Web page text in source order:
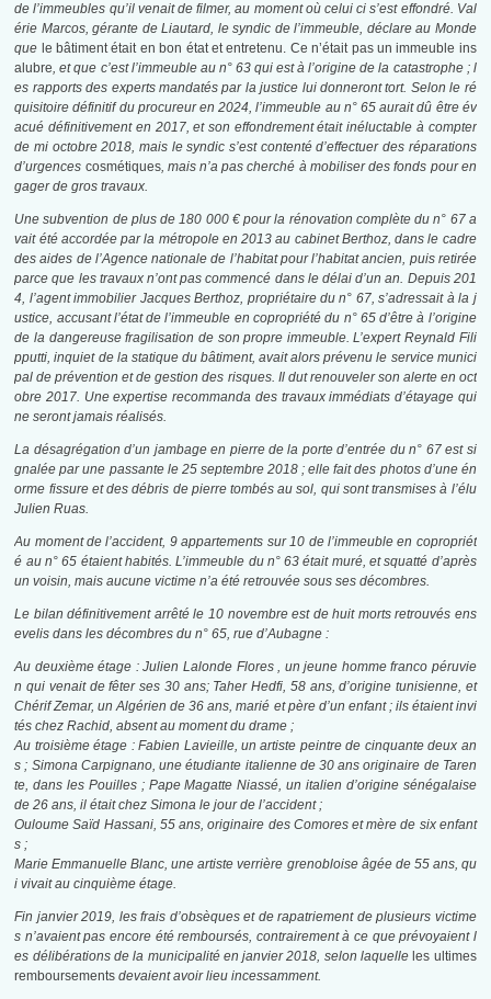
de l’immeubles qu’il venait de filmer, au moment où celui ci s’est effondré. Val
érie Marcos, gérante de Liautard, le syndic de l’immeuble, déclare au Monde
que le bâtiment était en bon état et entretenu. Ce n’était pas un immeuble ins
alubre, et que c’est l’immeuble au n° 63 qui est à l’origine de la catastrophe ; l
es rapports des experts mandatés par la justice lui donneront tort. Selon le ré
quisitoire définitif du procureur en 2024, l’immeuble au n° 65 aurait dû être év
acué définitivement en 2017, et son effondrement était inéluctable à compter
de mi octobre 2018, mais le syndic s’est contenté d’effectuer des réparations
d’urgences cosmétiques, mais n’a pas cherché à mobiliser des fonds pour en
gager de gros travaux.
Une subvention de plus de 180 000 € pour la rénovation complète du n° 67 a
vait été accordée par la métropole en 2013 au cabinet Berthoz, dans le cadre
des aides de l’Agence nationale de l’habitat pour l’habitat ancien, puis retirée
parce que les travaux n’ont pas commencé dans le délai d’un an. Depuis 201
4, l’agent immobilier Jacques Berthoz, propriétaire du n° 67, s’adressait à la j
ustice, accusant l’état de l’immeuble en copropriété du n° 65 d’être à l’origine
de la dangereuse fragilisation de son propre immeuble. L’expert Reynald Fili
pputti, inquiet de la statique du bâtiment, avait alors prévenu le service munici
pal de prévention et de gestion des risques. Il dut renouveler son alerte en oct
obre 2017. Une expertise recommanda des travaux immédiats d’étayage qui
ne seront jamais réalisés.
La désagrégation d’un jambage en pierre de la porte d’entrée du n° 67 est si
gnalée par une passante le 25 septembre 2018 ; elle fait des photos d’une én
orme fissure et des débris de pierre tombés au sol, qui sont transmises à l’élu
Julien Ruas.
Au moment de l’accident, 9 appartements sur 10 de l’immeuble en copropriét
é au n° 65 étaient habités. L’immeuble du n° 63 était muré, et squatté d’après
un voisin, mais aucune victime n’a été retrouvée sous ses décombres.
Le bilan définitivement arrêté le 10 novembre est de huit morts retrouvés ens
evelis dans les décombres du n° 65, rue d’Aubagne:
Au deuxième étage : Julien Lalonde Flores , un jeune homme franco péruvie
n qui venait de fêter ses 30 ans; Taher Hedfi, 58 ans, d’origine tunisienne, et
Chérif Zemar, un Algérien de36 ans, marié et père d’un enfant ; ils étaient invi
tés chez Rachid, absent au moment du drame ;
Au troisième étage : Fabien Lavieille, un artiste peintre de cinquante deux an
s ; Simona Carpignano, une étudiante italienne de 30 ans originaire de Taren
te, dans les Pouilles ; Pape Magatte Niassé, un italien d’origine sénégalaise
de26 ans, il était chez Simona le jour de l’accident ;
Ouloume Saïd Hassani, 55 ans, originaire des Comores et mère de six enfant
s ;
Marie Emmanuelle Blanc, une artiste verrière grenobloise âgée de 55 ans, qu
i vivait au cinquième étage.
Fin janvier 2019, les frais d’obsèques et de rapatriement de plusieurs victime
s n’avaient pas encore été remboursés, contrairement à ce que prévoyaient l
es délibérations de la municipalité en janvier 2018, selon laquelle les ultimes
remboursements devaient avoir lieu incessamment.